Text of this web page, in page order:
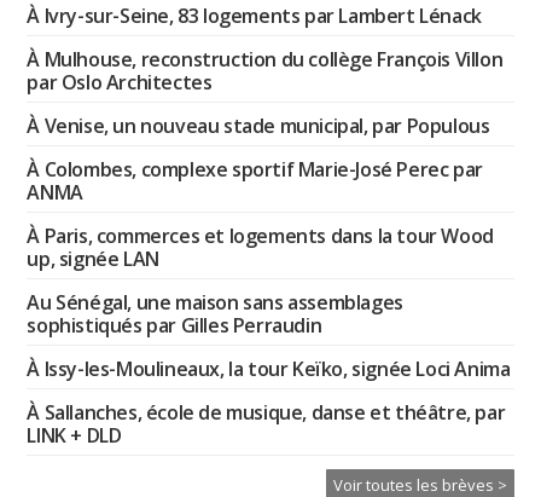
À Ivry-sur-Seine, 83 logements par Lambert Lénack
À Mulhouse, reconstruction du collège François Villon
par Oslo Architectes
À Venise, un nouveau stade municipal, par Populous
À Colombes, complexe sportif Marie-José Perec par
ANMA
À Paris, commerces et logements dans la tour Wood
up, signée LAN
Au Sénégal, une maison sans assemblages
sophistiqués par Gilles Perraudin
À Issy-les-Moulineaux, la tour Keïko, signée Loci Anima
À Sallanches, école de musique, danse et théâtre, par
LINK + DLD
Voir toutes les brèves >